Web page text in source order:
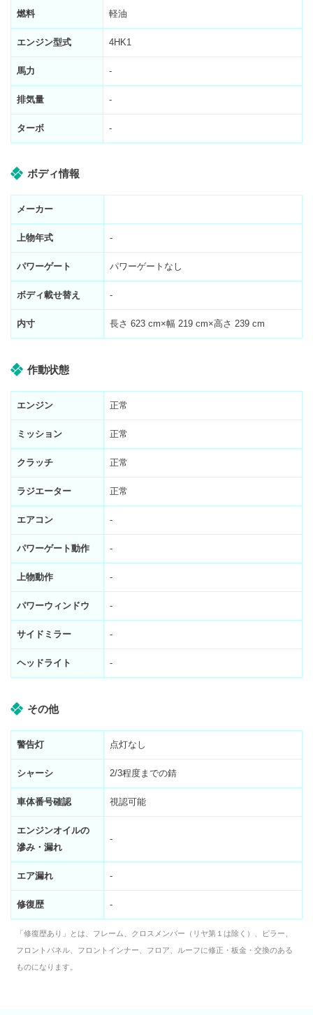
燃料 軽油
エンジン型式 4HK1
馬力 -
排気量 -
ターボ -
ボディ情報
メーカー
上物年式 -
パワーゲート パワーゲートなし
ボディ載せ替え -
内寸 長さ 623 cm×幅 219 cm×高さ 239 cm
作動状態
エンジン 正常
ミッション 正常
クラッチ 正常
ラジエーター 正常
エアコン -
パワーゲート動作 -
上物動作 -
パワーウィンドウ -
サイドミラー -
ヘッドライト -
その他
警告灯 点灯なし
シャーシ 2/3程度までの錆
車体番号確認 視認可能
エンジンオイルの
滲み・漏れ
-
エア漏れ -
修復歴 -
「修復歴あり」とは、フレーム、クロスメンバー（リヤ第１は除く）、ピラー、
フロントパネル、フロントインナー、フロア、ルーフに修正・板金・交換のある
ものになります。